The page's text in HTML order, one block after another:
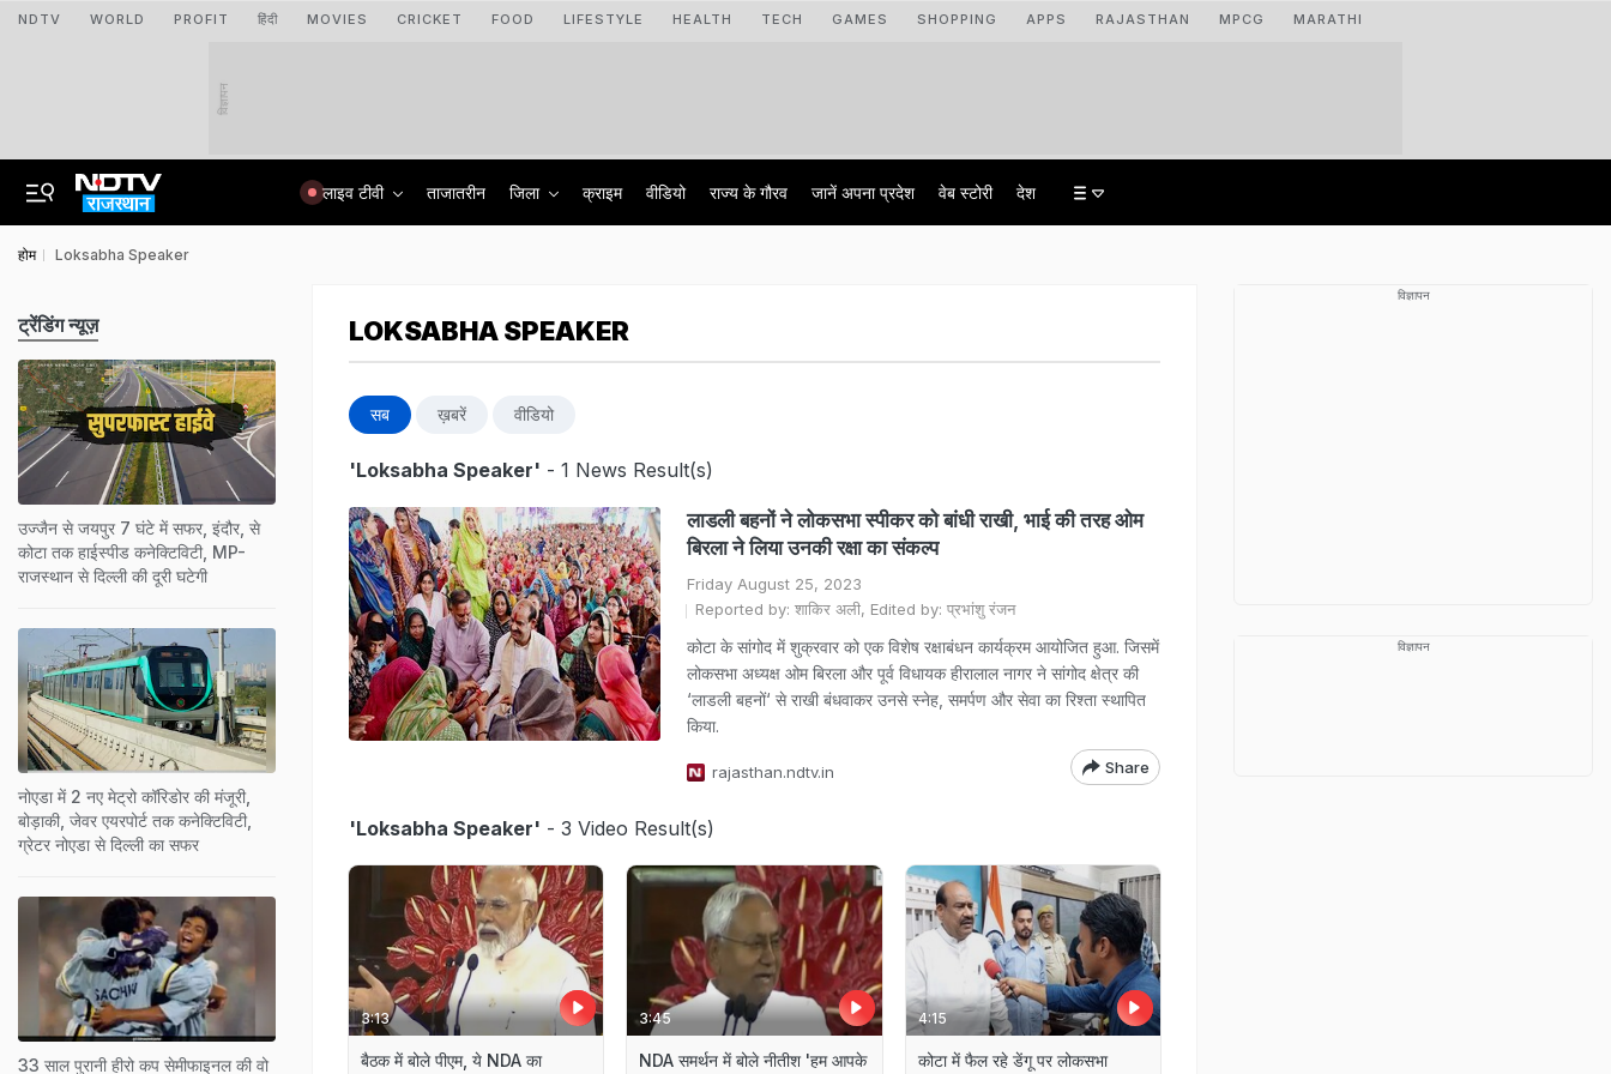
NDTV WORLD PROFIT हिंदी MOVIES CRICKET FOOD LIFESTYLE HEALTH TECH GAMES SHOPPING APPS RAJASTHAN MPCG MARATHI
विज्ञापन
लाइव टीवी ताजातरीन जिला क्राइम वीडियो राज्‍य के गौरव जानें अपना प्रदेश वेब स्टोरी देश
होम Loksabha Speaker
LOKSABHA SPEAKER
सब ख़बरें वीडियो
'Loksabha Speaker' - 1 News Result(s)
लाडली बहनों ने लोकसभा स्पीकर को बांधी राखी, भाई की तरह ओम
बिरला ने लिया उनकी रक्षा का संकल्प
Friday August 25, 2023
Reported by: शाकिर अली, Edited by: प्रभांशु रंजन
कोटा के सांगोद में शुक्रवार को एक विशेष रक्षाबंधन कार्यक्रम आयोजित हुआ. जिसमें
लोकसभा अध्यक्ष ओम बिरला और पूर्व विधायक हीरालाल नागर ने सांगोद क्षेत्र की
‘लाडली बहनों‘ से राखी बंधवाकर उनसे स्नेह, समर्पण और सेवा का रिश्ता स्थापित
किया.
rajasthan.ndtv.in Share
'Loksabha Speaker' - 3 Video Result(s)
3:13
बैठक में बोले पीएम, ये NDA का
3:45
NDA समर्थन में बोले नीतीश 'हम आपके
4:15
कोटा में फैल रहे डेंगू पर लोकसभा
ट्रेंडिंग न्यूज़
उज्जैन से जयपुर 7 घंटे में सफर, इंदौर, से
कोटा तक हाईस्पीड कनेक्टिविटी, MP-
राजस्थान से दिल्ली की दूरी घटेगी
नोएडा में 2 नए मेट्रो कॉरिडोर की मंजूरी,
बोड़ाकी, जेवर एयरपोर्ट तक कनेक्टिविटी,
ग्रेटर नोएडा से दिल्ली का सफर
33 साल पुरानी हीरो कप सेमीफाइनल की वो
विज्ञापन
विज्ञापन